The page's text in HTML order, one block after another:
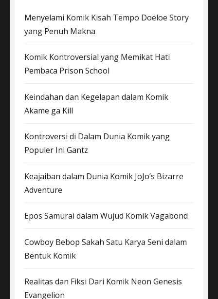
Menyelami Komik Kisah Tempo Doeloe Story
yang Penuh Makna
Komik Kontroversial yang Memikat Hati
Pembaca Prison School
Keindahan dan Kegelapan dalam Komik
Akame ga Kill
Kontroversi di Dalam Dunia Komik yang
Populer Ini Gantz
Keajaiban dalam Dunia Komik JoJo’s Bizarre
Adventure
Epos Samurai dalam Wujud Komik Vagabond
Cowboy Bebop Sakah Satu Karya Seni dalam
Bentuk Komik
Realitas dan Fiksi Dari Komik Neon Genesis
Evangelion